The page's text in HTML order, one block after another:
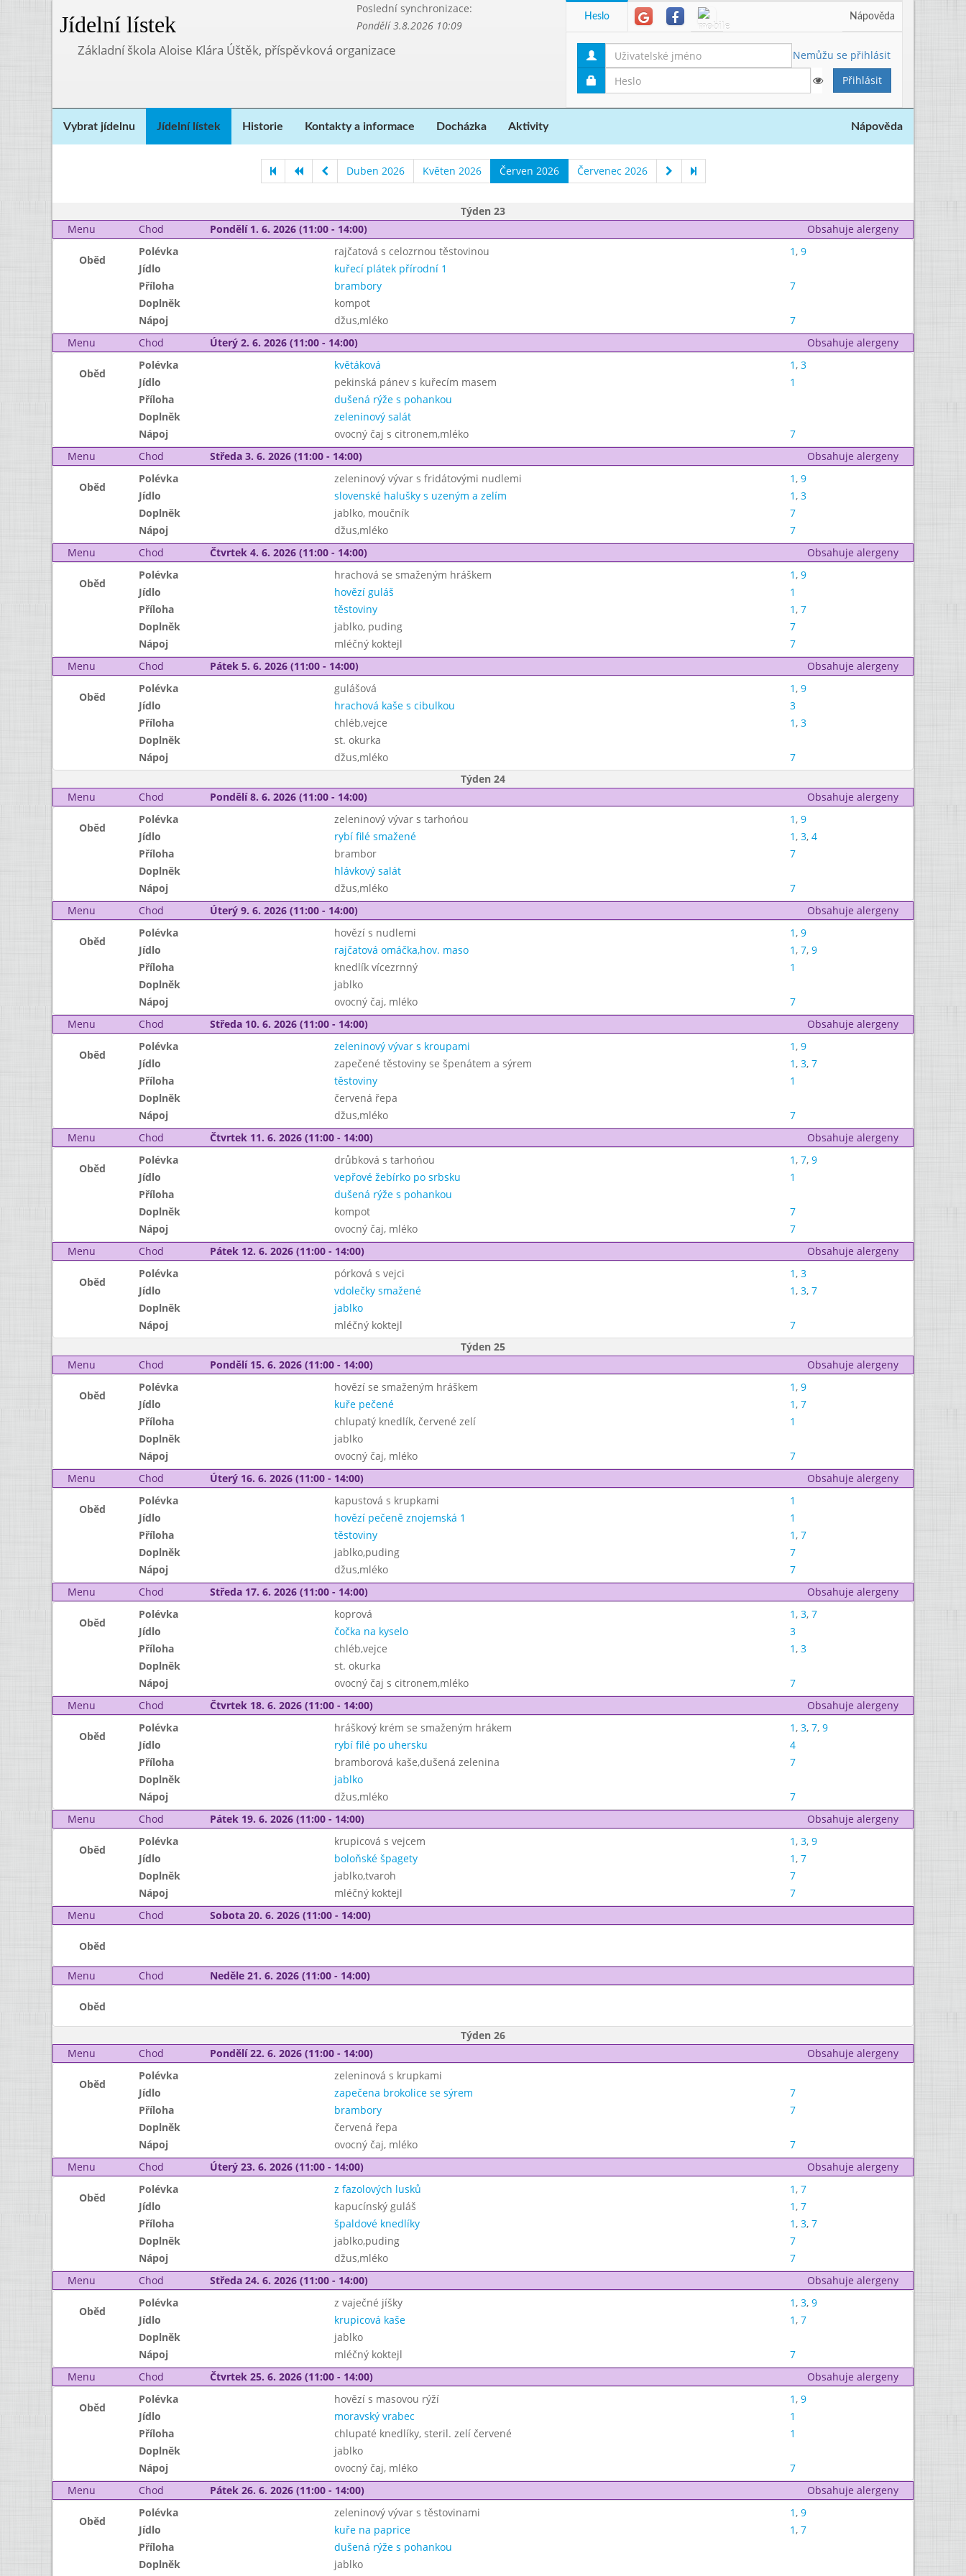
Jídelní lístek
Poslední synchronizace:
Pondělí 3.8.2026 10:09
Základní škola Aloise Klára Úštěk, příspěvková organizace
Heslo Nápověda
Nemůžu se přihlásit
Vybrat jídelnu Jídelní lístek Historie Kontakty a informace Docházka Aktivity Nápověda
Duben 2026 Květen 2026 Červen 2026 Červenec 2026
Týden 23
Menu
Chod Pondělí 1. 6. 2026 (11:00 - 14:00) Obsahuje alergeny
Oběd
Polévka rajčatová s celozrnou těstovinou 1, 9
Jídlo
kuřecí plátek přírodní 1
Příloha
brambory
7
Doplněk
kompot
Nápoj
džus,mléko
7
Menu
Chod Úterý 2. 6. 2026 (11:00 - 14:00) Obsahuje alergeny
Oběd
Polévka květáková 1, 3
Jídlo
pekinská pánev s kuřecím masem
1
Příloha
dušená rýže s pohankou
Doplněk
zeleninový salát
Nápoj
ovocný čaj s citronem,mléko
7
Menu
Chod Středa 3. 6. 2026 (11:00 - 14:00) Obsahuje alergeny
Oběd
Polévka zeleninový vývar s fridátovými nudlemi 1, 9
Jídlo
slovenské halušky s uzeným a zelím 1, 3
Doplněk
jablko, moučník
7
Nápoj
džus,mléko
7
Menu
Chod Čtvrtek 4. 6. 2026 (11:00 - 14:00) Obsahuje alergeny
Oběd
Polévka hrachová se smaženým hráškem 1, 9
Jídlo
hovězí guláš
1
Příloha
těstoviny 1, 7
Doplněk
jablko, puding
7
Nápoj
mléčný koktejl
7
Menu
Chod Pátek 5. 6. 2026 (11:00 - 14:00) Obsahuje alergeny
Oběd
Polévka gulášová 1, 9
Jídlo
hrachová kaše s cibulkou
3
Příloha
chléb,vejce 1, 3
Doplněk
st. okurka
Nápoj
džus,mléko
7
Týden 24
Menu
Chod Pondělí 8. 6. 2026 (11:00 - 14:00) Obsahuje alergeny
Oběd
Polévka zeleninový vývar s tarhońou 1, 9
Jídlo
rybí filé smažené 1, 3, 4
Příloha
brambor
7
Doplněk
hlávkový salát
Nápoj
džus,mléko
7
Menu
Chod Úterý 9. 6. 2026 (11:00 - 14:00) Obsahuje alergeny
Oběd
Polévka hovězí s nudlemi 1, 9
Jídlo
rajčatová omáčka,hov. maso 1, 7, 9
Příloha
knedlík vícezrnný
1
Doplněk
jablko
Nápoj
ovocný čaj, mléko
7
Menu
Chod Středa 10. 6. 2026 (11:00 - 14:00) Obsahuje alergeny
Oběd
Polévka zeleninový vývar s kroupami 1, 9
Jídlo
zapečené těstoviny se špenátem a sýrem 1, 3, 7
Příloha
těstoviny
1
Doplněk
červená řepa
Nápoj
džus,mléko
7
Menu
Chod Čtvrtek 11. 6. 2026 (11:00 - 14:00) Obsahuje alergeny
Oběd
Polévka drůbková s tarhońou 1, 7, 9
Jídlo
vepřové žebírko po srbsku
1
Příloha
dušená rýže s pohankou
Doplněk
kompot
7
Nápoj
ovocný čaj, mléko
7
Menu
Chod Pátek 12. 6. 2026 (11:00 - 14:00) Obsahuje alergeny
Oběd
Polévka pórková s vejci 1, 3
Jídlo
vdolečky smažené 1, 3, 7
Doplněk
jablko
Nápoj
mléčný koktejl
7
Týden 25
Menu
Chod Pondělí 15. 6. 2026 (11:00 - 14:00) Obsahuje alergeny
Oběd
Polévka hovězí se smaženým hráškem 1, 9
Jídlo
kuře pečené 1, 7
Příloha
chlupatý knedlík, červené zelí
1
Doplněk
jablko
Nápoj
ovocný čaj, mléko
7
Menu
Chod Úterý 16. 6. 2026 (11:00 - 14:00) Obsahuje alergeny
Oběd
Polévka kapustová s krupkami
1
Jídlo
hovězí pečeně znojemská 1
1
Příloha
těstoviny 1, 7
Doplněk
jablko,puding
7
Nápoj
džus,mléko
7
Menu
Chod Středa 17. 6. 2026 (11:00 - 14:00) Obsahuje alergeny
Oběd
Polévka koprová 1, 3, 7
Jídlo
čočka na kyselo
3
Příloha
chléb,vejce 1, 3
Doplněk
st. okurka
Nápoj
ovocný čaj s citronem,mléko
7
Menu
Chod Čtvrtek 18. 6. 2026 (11:00 - 14:00) Obsahuje alergeny
Oběd
Polévka hráškový krém se smaženým hrákem 1, 3, 7, 9
Jídlo
rybí filé po uhersku
4
Příloha
bramborová kaše,dušená zelenina
7
Doplněk
jablko
Nápoj
džus,mléko
7
Menu
Chod Pátek 19. 6. 2026 (11:00 - 14:00) Obsahuje alergeny
Oběd
Polévka krupicová s vejcem 1, 3, 9
Jídlo
boloňské špagety 1, 7
Doplněk
jablko,tvaroh
7
Nápoj
mléčný koktejl
7
Menu
Chod Sobota 20. 6. 2026 (11:00 - 14:00)
Oběd
Menu Chod Neděle 21. 6. 2026 (11:00 - 14:00)
Oběd
Týden 26
Menu
Chod Pondělí 22. 6. 2026 (11:00 - 14:00) Obsahuje alergeny
Oběd
Polévka
zeleninová s krupkami
Jídlo
zapečena brokolice se sýrem
7
Příloha
brambory
7
Doplněk
červená řepa
Nápoj
ovocný čaj, mléko
7
Menu
Chod Úterý 23. 6. 2026 (11:00 - 14:00) Obsahuje alergeny
Oběd
Polévka z fazolových lusků 1, 7
Jídlo
kapucínský guláš 1, 7
Příloha
špaldové knedlíky 1, 3, 7
Doplněk
jablko,puding
7
Nápoj
džus,mléko
7
Menu
Chod Středa 24. 6. 2026 (11:00 - 14:00) Obsahuje alergeny
Oběd
Polévka z vaječné jíšky 1, 3, 9
Jídlo
krupicová kaše 1, 7
Doplněk
jablko
Nápoj
mléčný koktejl
7
Menu
Chod Čtvrtek 25. 6. 2026 (11:00 - 14:00) Obsahuje alergeny
Oběd
Polévka hovězí s masovou rýží 1, 9
Jídlo
moravský vrabec
1
Příloha
chlupaté knedlíky, steril. zelí červené
1
Doplněk
jablko
Nápoj
ovocný čaj, mléko
7
Menu
Chod Pátek 26. 6. 2026 (11:00 - 14:00) Obsahuje alergeny
Oběd
Polévka zeleninový vývar s těstovinami 1, 9
Jídlo
kuře na paprice 1, 7
Příloha
dušená rýže s pohankou
Doplněk
jablko